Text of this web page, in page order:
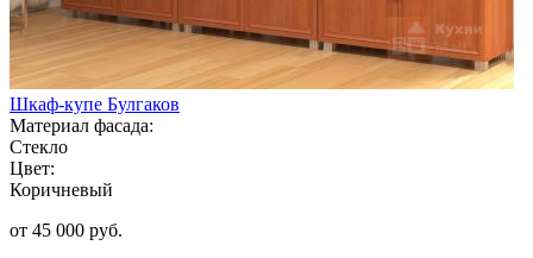
Шкаф-купе Булгаков
Материал фасада:
Стекло
Цвет:
Коричневый
от 45 000 руб.